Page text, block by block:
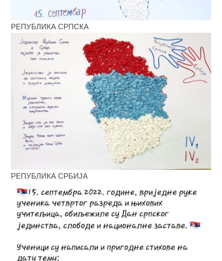
РЕПУБЛИКА СРПСКА
РЕПУБЛИКА СРБИЈА